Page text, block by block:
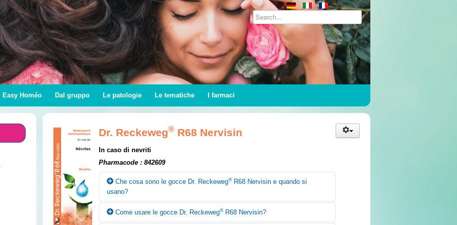
Easy Homéo Dal gruppo Le patologie Le tematiche I farmaci
Dr. Reckeweg® R68 Nervisin
In caso di nevriti
Pharmacode : 842609
Che cosa sono le gocce Dr. Reckeweg®R68 Nervisin e quando si
usano?
Secondo i canoni della medicina omeopatica le gocce Dr. Reckeweg
Come usare le gocce Dr. Reckeweg®R68 Nervisin?